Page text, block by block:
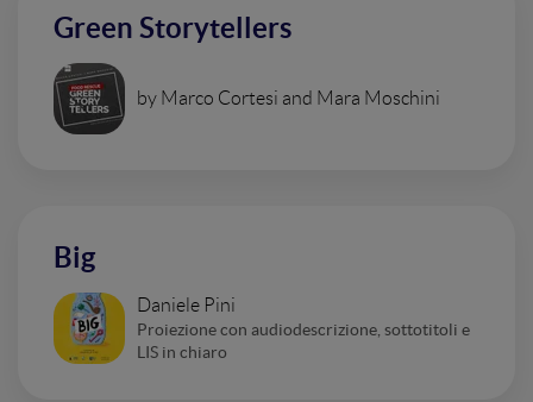
Green Storytellers
by Marco Cortesi and Mara Moschini
Big
Daniele Pini
Proiezione con audiodescrizione, sottotitoli e
LIS in chiaro